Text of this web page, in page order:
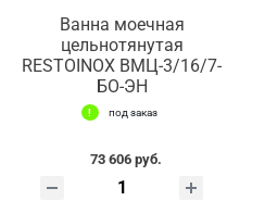
Ванна моечная
цельнотянутая
RESTOINOX ВМЦ-3/16/7-
БО-ЭН
под заказ
73 606 руб.